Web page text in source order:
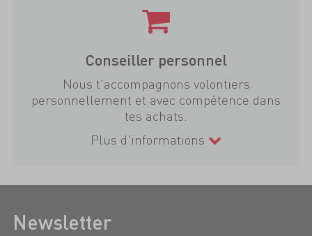
Conseiller personnel
Nous t'accompagnons volontiers
personnellement et avec compétence dans
tes achats.
Plus d'informations
Newsletter